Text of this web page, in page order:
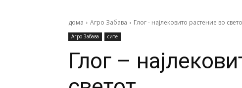
дома Агро Забава Глог - најлековито растение во
Агро Забава сите
Глог –